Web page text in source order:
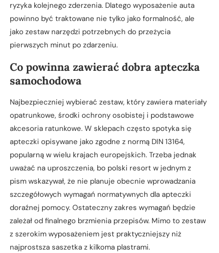
ryzyka kolejnego zderzenia. Dlatego wyposażenie auta
powinno być traktowane nie tylko jako formalność, ale
jako zestaw narzędzi potrzebnych do przeżycia
pierwszych minut po zdarzeniu.
Co powinna zawierać dobra apteczka
samochodowa
Najbezpieczniej wybierać zestaw, który zawiera materiały
opatrunkowe, środki ochrony osobistej i podstawowe
akcesoria ratunkowe. W sklepach często spotyka się
apteczki opisywane jako zgodne z normą DIN 13164,
popularną w wielu krajach europejskich. Trzeba jednak
uważać na uproszczenia, bo polski resort w jednym z
pism wskazywał, że nie planuje obecnie wprowadzania
szczegółowych wymagań normatywnych dla apteczki
doraźnej pomocy. Ostateczny zakres wymagań będzie
zależał od finalnego brzmienia przepisów. Mimo to zestaw
z szerokim wyposażeniem jest praktyczniejszy niż
najprostsza saszetka z kilkoma plastrami.